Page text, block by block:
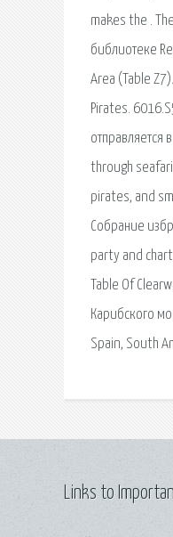
makes the .
библиотеке
Area (Table
Pirates.
отправляется
through
pirates, and
Собрание
party and
Table Of
Карибского
Spain, South
Links to